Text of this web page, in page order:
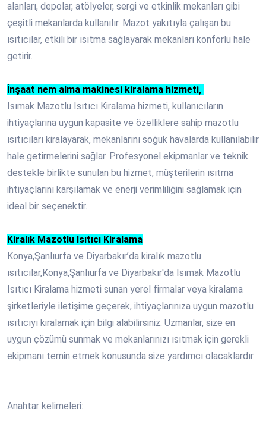
alanları, depolar, atölyeler, sergi ve etkinlik mekanları gibi
çeşitli mekanlarda kullanılır. Mazot yakıtıyla çalışan bu
ısıtıcılar, etkili bir ısıtma sağlayarak mekanları konforlu hale
getirir.
nşaat nem alma makinesi kiralama hizmeti,
Isımak Mazotlu Isıtıcı Kiralama hizmeti, kullanıcıların
ihtiyaçlarına uygun kapasite ve özelliklere sahip mazotlu
ısıtıcıları kiralayarak, mekanlarını soğuk havalarda kullanılabilir
hale getirmelerini sağlar. Profesyonel ekipmanlar ve teknik
destekle birlikte sunulan bu hizmet, müşterilerin ısıtma
ihtiyaçlarını karşılamak ve enerji verimliliğini sağlamak için
ideal bir seçenektir.
Kiralık Mazotlu Isıtıcı Kiralama
Konya,Şanlıurfa ve Diyarbakır’da kiralık mazotlu
ısıtıcılar,Konya,Şanlıurfa ve Diyarbakır'da Isımak Mazotlu
Isıtıcı Kiralama hizmeti sunan yerel firmalar veya kiralama
şirketleriyle iletişime geçerek, ihtiyaçlarınıza uygun mazotlu
ısıtıcıyı kiralamak için bilgi alabilirsiniz. Uzmanlar, size en
uygun çözümü sunmak ve mekanlarınızı ısıtmak için gerekli
ekipmanı temin etmek konusunda size yardımcı olacaklardır.
Anahtar kelimeleri: